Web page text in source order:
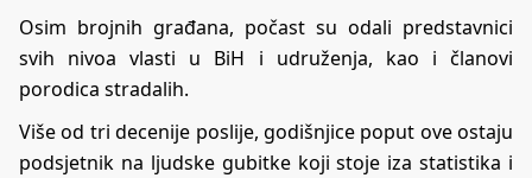
Osim brojnih građana, počast su odali predstavnici
svih nivoa vlasti u BiH i udruženja, kao i članovi
porodica stradalih.
Više od tri decenije poslije, godišnjice poput ove ostaju
podsjetnik na ljudske gubitke koji stoje iza statistika i